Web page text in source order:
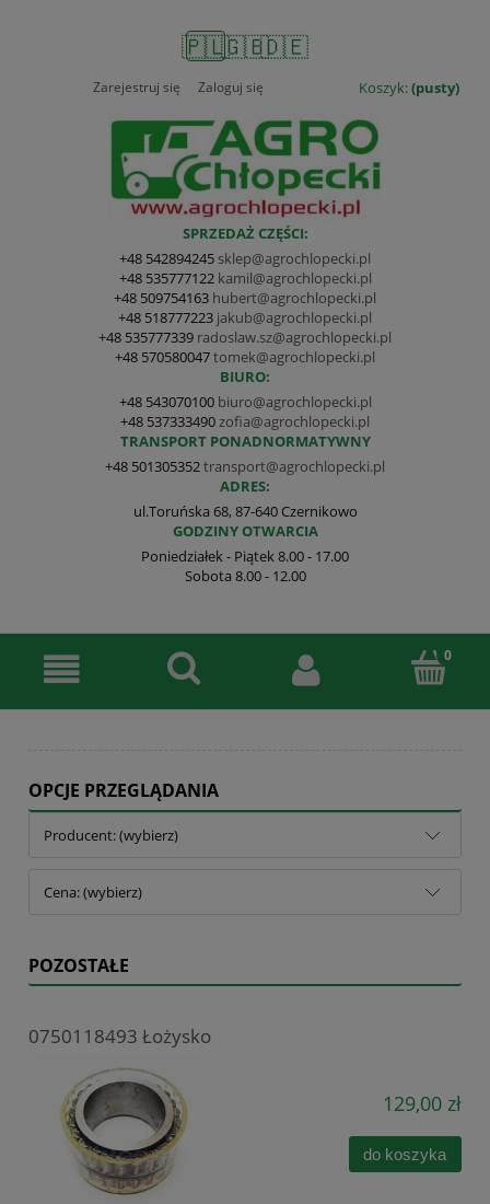
🇵🇱🇬🇧🇩🇪
Koszyk:(pusty)
Zarejestruj się Zaloguj się
SPRZEDAŻ CZĘŚCI:
+48 542894245 sklep@agrochlopecki.pl
+48 535777122 kamil@agrochlopecki.pl
+48 509754163 hubert@agrochlopecki.pl
+48 518777223 jakub@agrochlopecki.pl
+48 535777339 radoslaw.sz@agrochlopecki.pl
+48 570580047tomek@agrochlopecki.pl
BIURO:
+48 543070100 biuro@agrochlopecki.pl
+48 537333490 zofia@agrochlopecki.pl
TRANSPORT PONADNORMATYWNY
+48 501305352transport@agrochlopecki.pl
ADRES:
ul.Toruńska 68, 87-640 Czernikowo
GODZINY OTWARCIA
Poniedziałek - Piątek 8.00 - 17.00
Sobota 8.00 - 12.00
OPCJE PRZEGLĄDANIA
Producent: (wybierz)
Cena: (wybierz)
POZOSTAŁE
0750118493 Łożysko
129,00 zł
do koszyka